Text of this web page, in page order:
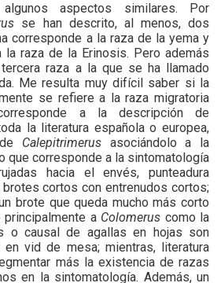
aspectos similares. Por
se han descrito, al menos, dos
corresponde a la raza de la yema y
la raza de la Erinosis. Pero además
raza a la que se ha llamado
Me resulta muy difícil saber si la
se refiere a la raza migratoria
a la descripción de
la literatura española o europea,
Calepitrimerusasociándolo a la
que corresponde a la sintomatología
hacia el envés, punteadura
brotes cortos con entrenudos cortos;
brote que queda mucho más corto
principalmente a Colomerus como la
o causal de agallas en hojas son
vid de mesa; mientras, literatura
más la existencia de razas
en la sintomatología. Además, un